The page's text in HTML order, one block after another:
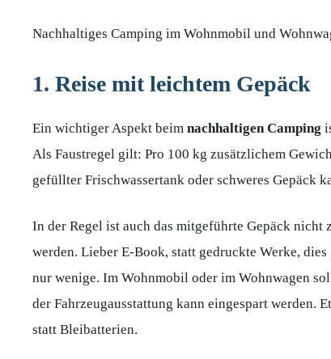
Nachhaltiges Camping im Wohnmobil und
1. Reise mit leichtem Gepäck
Ein wichtiger Aspekt beim nachhaltigen Camping
Als Faustregel gilt: Pro 100 kg zusätzlichem
gefüllter Frischwassertank oder schweres
In der Regel ist auch das mitgeführte Gepäck
werden. Lieber E-Book, statt gedruckte Werke,
nur wenige. Im Wohnmobil oder im Wohnwagen
der Fahrzeugausstattung kann eingespart werden.
statt Bleibatterien.